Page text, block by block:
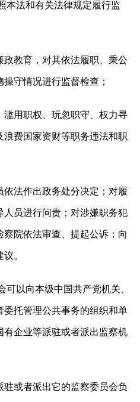
本法和有关法律规定履行监
政教育，对其依法履职、秉公
守情况进行监督检查；
滥用职权、玩忽职守、权力寻
费国家资财等职务违法和职
依法作出政务处分决定；对履
员进行问责；对涉嫌职务犯
院依法审查、提起公诉；向
。
可以向本级中国共产党机关、
委托管理公共事务的组织和单
企业等派驻或者派出监察机
或者派出它的监察委员会负